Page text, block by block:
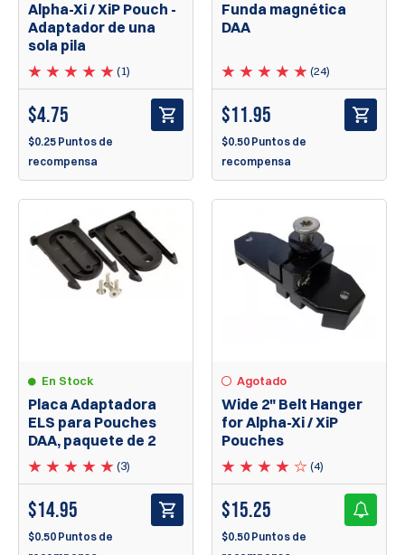
Alpha-Xi / XiP Pouch -
Adaptador de una
sola pila
(1)
$4.75
$0.25 Puntos de
recompensa
Funda magnética
DAA
(24)
$11.95
$0.50 Puntos de
recompensa
En Stock
Placa Adaptadora
ELS para Pouches
DAA, paquete de 2
(3)
$14.95
$0.50 Puntos de
Agotado
Wide 2" Belt Hanger
for Alpha-Xi / XiP
Pouches
(4)
$15.25
$0.50 Puntos de